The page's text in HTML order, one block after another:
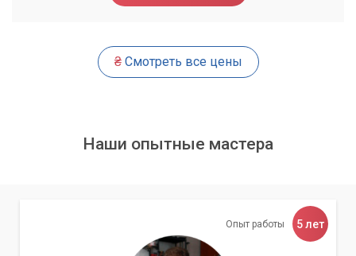
₴Смотреть все цены
Наши опытные мастера
Опыт работы 5 лет